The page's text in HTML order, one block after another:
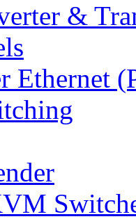
&
Ethernet